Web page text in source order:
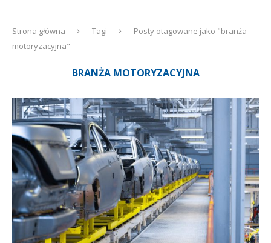
Strona główna Tagi
Posty otagowane jako "branża
motoryzacyjna"
BRANŻA MOTORYZACYJNA